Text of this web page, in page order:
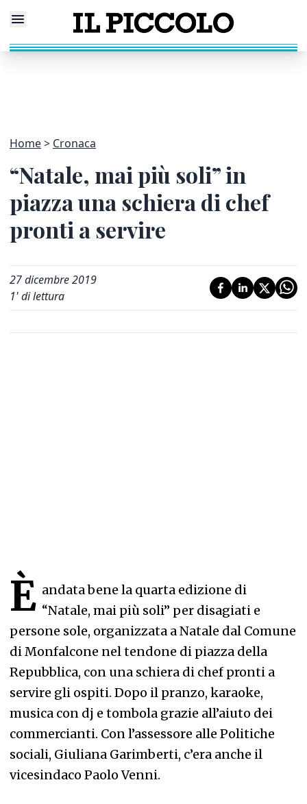
Home Cronaca
“Natale, mai più soli” in
piazza una schiera di chef
pronti a servire
27 dicembre 2019
1' di lettura
È andata bene la quarta edizione di
“Natale, mai più soli” per disagiati e
persone sole, organizzata a Natale dal Comune
di Monfalcone nel tendone di piazza della
Repubblica, con una schiera di chef pronti a
servire gli ospiti. Dopo il pranzo, karaoke,
musica con dj e tombola grazie all’aiuto dei
commercianti. Con l’assessore alle Politiche
sociali, Giuliana Garimberti, c’era anche il
vicesindaco Paolo Venni.